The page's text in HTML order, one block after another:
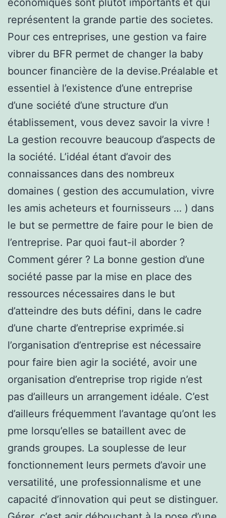
représentent la grande partie des societes.
Pour ces entreprises, une gestion va faire
vibrer du BFR permet de changer la baby
bouncer financière de la devise.Préalable et
essentiel à l’existence d’une entreprise
d’une société d’une structure d’un
établissement, vous devez savoir la vivre !
La gestion recouvre beaucoup d’aspects de
la société. L’idéal étant d’avoir des
connaissances dans des nombreux
domaines ( gestion des accumulation, vivre
les amis acheteurs et fournisseurs … ) dans
le but se permettre de faire pour le bien de
l’entreprise. Par quoi faut-il aborder ?
Comment gérer ? La bonne gestion d’une
société passe par la mise en place des
ressources nécessaires dans le but
d’atteindre des buts défini, dans le cadre
d’une charte d’entreprise exprimée.si
l’organisation d’entreprise est nécessaire
pour faire bien agir la société, avoir une
organisation d’entreprise trop rigide n’est
pas d’ailleurs un arrangement idéale. C’est
d’ailleurs fréquemment l’avantage qu’ont les
pme lorsqu’elles se bataillent avec de
grands groupes. La souplesse de leur
fonctionnement leurs permets d’avoir une
versatilité, une professionnalisme et une
capacité d’innovation qui peut se distinguer.